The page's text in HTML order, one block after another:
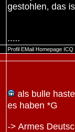
gestohlen, das
.....
Profil EMail Homepage ICQ
als bulle
es haben *G
-> Armes